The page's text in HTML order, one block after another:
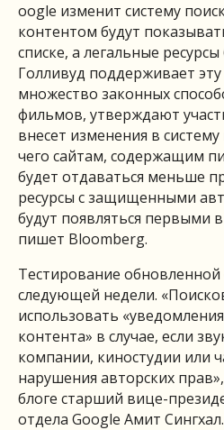
oogle изменит систему
контентом будут
списке, а легальные
Голливуд поддерживает
множество законных
фильмов, утверждают
внесет изменения в
чего сайтам, содержащим
будет отдаваться меньше
ресурсы с защищенными
будут появляться первыми
пишет Bloomberg.
Тестирование обновленной
следующей недели.
использовать
контента» в случае, если
компании, киностудии или
нарушения авторских
блоге старший вице-
отдела Google Амит Сингхал.